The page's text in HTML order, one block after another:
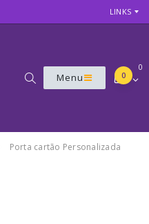
LINKS
Menu
0
0
Porta cartão Personalizada